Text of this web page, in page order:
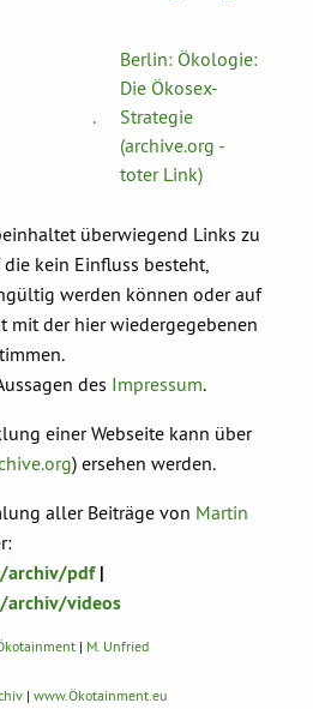
.
Berlin: Ökologie:
Die Ökosex-
Strategie
(archive.org -
toter Link)
überwiegend Links zu
kein Einfluss besteht,
werden können oder auf
mit der hier wiedergegebenen
des Impressum.
einer Webseite kann über
) ersehen werden.
aller Beiträge von Martin
archiv/pdf|
archiv/videos
| M. Unfried
| www.Ökotainment.eu